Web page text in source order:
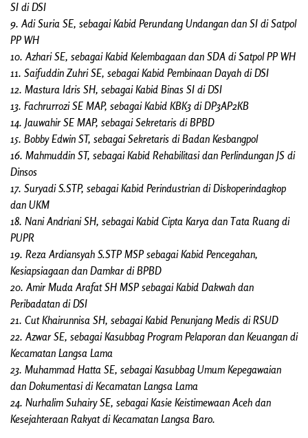
SI di DSI
9. Adi Suria SE, sebagai Kabid Perundang Undangan dan SI di Satpol
PP WH
10. Azhari SE, sebagai Kabid Kelembagaan dan SDA di Satpol PP WH
11. Saifuddin Zuhri SE, sebagai Kabid Pembinaan Dayah di DSI
12. Mastura Idris SH, sebagai Kabid Binas SI di DSI
13. Fachrurrozi SE MAP, sebagai Kabid KBK3 di DP3AP2KB
14. Jauwahir SE MAP, sebagai Sekretaris di BPBD
15. Bobby Edwin ST, sebagai Sekretaris di Badan Kesbangpol
16. Mahmuddin ST, sebagai Kabid Rehabilitasi dan Perlindungan JS di
Dinsos
17. Suryadi S.STP, sebagai Kabid Perindustrian di Diskoperindagkop
dan UKM
18. Nani Andriani SH, sebagai Kabid Cipta Karya dan Tata Ruang di
PUPR
19. Reza Ardiansyah S.STP MSP sebagai Kabid Pencegahan,
Kesiapsiagaan dan Damkar di BPBD
20. Amir Muda Arafat SH MSP sebagai Kabid Dakwah dan
Peribadatan di DSI
21. Cut Khairunnisa SH, sebagai Kabid Penunjang Medis di RSUD
22. Azwar SE, sebagai Kasubbag Program Pelaporan dan Keuangan di
Kecamatan Langsa Lama
23. Muhammad Hatta SE, sebagai Kasubbag Umum Kepegawaian
dan Dokumentasi di Kecamatan Langsa Lama
24. Nurhalim Suhairy SE, sebagai Kasie Keistimewaan Aceh dan
Kesejahteraan Rakyat di Kecamatan Langsa Baro.